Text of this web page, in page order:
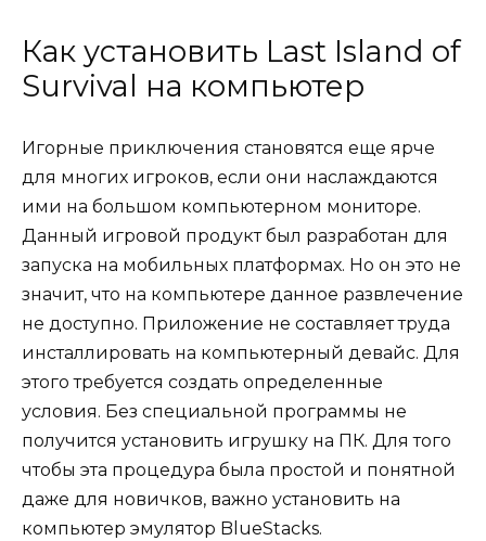
Как установить Last Island of
Survival на компьютер
Игорные приключения становятся еще ярче
для многих игроков, если они наслаждаются
ими на большом компьютерном мониторе.
Данный игровой продукт был разработан для
запуска на мобильных платформах. Но он это не
значит, что на компьютере данное развлечение
не доступно. Приложение не составляет труда
инсталлировать на компьютерный девайс. Для
этого требуется создать определенные
условия. Без специальной программы не
получится установить игрушку на ПК. Для того
чтобы эта процедура была простой и понятной
даже для новичков, важно установить на
компьютер эмулятор BlueStacks.